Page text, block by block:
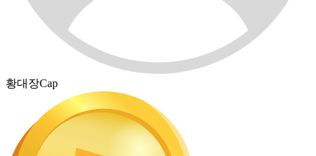
황대장Cap